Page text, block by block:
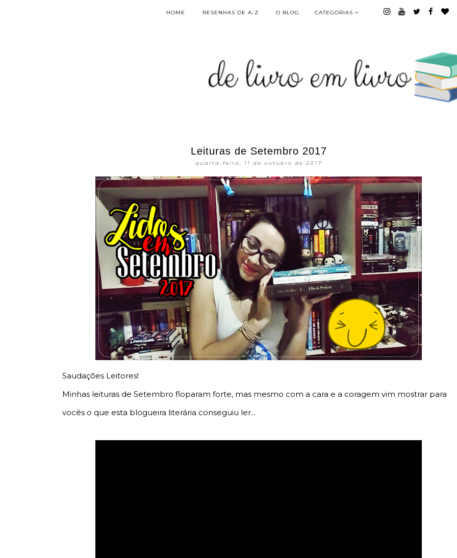
HOME RESENHAS DE A-Z O BLOG CATEGORIAS
Leituras de Setembro 2017
quarta-feira, 11 de outubro de 2017
Saudações Leitores!
Minhas leituras de Setembro floparam forte, mas mesmo com a cara e a coragem vim mostrar para
vocês o que esta blogueira literária conseguiu ler...